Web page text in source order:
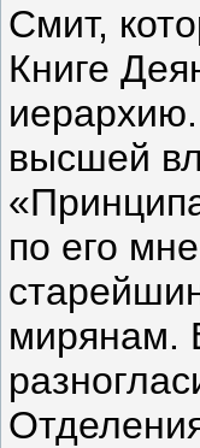
Смит,
Книге
высшей
по его
мирянам.